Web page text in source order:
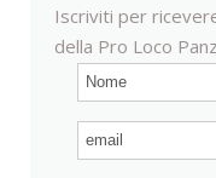
Iscriviti per
della Pro Loco